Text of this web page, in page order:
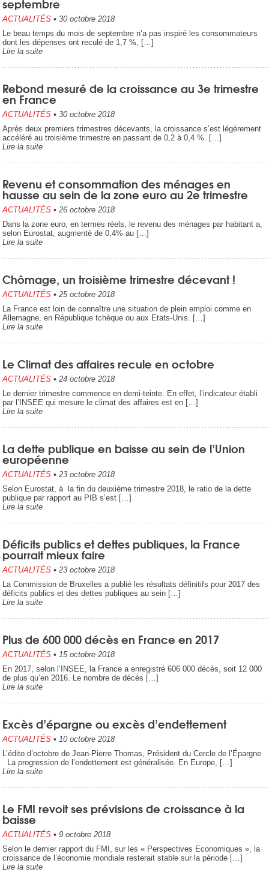
septembre
ACTUALITÉS • 30 octobre 2018
Le beau temps du mois de septembre n’a pas inspiré les consommateurs
dont les dépenses ont reculé de 1,7 %, […]
Lire la suite
Rebond mesuré de la croissance au 3e trimestre
en France
ACTUALITÉS • 30 octobre 2018
Après deux premiers trimestres décevants, la croissance s’est légèrement
accéléré au troisième trimestre en passant de 0,2 à 0,4 %. […]
Lire la suite
Revenu et consommation des ménages en
hausse au sein de la zone euro au 2e trimestre
ACTUALITÉS • 26 octobre 2018
Dans la zone euro, en termes réels, le revenu des ménages par habitant a,
selon Eurostat, augmenté de 0,4% au […]
Lire la suite
Chômage, un troisième trimestre décevant !
ACTUALITÉS • 25 octobre 2018
La France est loin de connaître une situation de plein emploi comme en
Allemagne, en République tchèque ou aux Etats-Unis. […]
Lire la suite
Le Climat des affaires recule en octobre
ACTUALITÉS • 24 octobre 2018
Le dernier trimestre commence en demi-teinte. En effet, l’indicateur établi
par l’INSEE qui mesure le climat des affaires est en […]
Lire la suite
La dette publique en baisse au sein de l’Union
européenne
ACTUALITÉS • 23 octobre 2018
Selon Eurostat, à la fin du deuxième trimestre 2018, le ratio de la dette
publique par rapport au PIB s’est […]
Lire la suite
Déficits publics et dettes publiques, la France
pourrait mieux faire
ACTUALITÉS • 23 octobre 2018
La Commission de Bruxelles a publié les résultats définitifs pour 2017 des
déficits publics et des dettes publiques au sein […]
Lire la suite
Plus de 600 000 décès en France en 2017
ACTUALITÉS • 15 octobre 2018
En 2017, selon l’INSEE, la France a enregistré 606 000 décès, soit 12 000
de plus qu’en 2016. Le nombre de décès […]
Lire la suite
Excès d’épargne ou excès d’endettement
ACTUALITÉS • 10 octobre 2018
L’édito d’octobre de Jean-Pierre Thomas, Président du Cercle de l’Épargne
La progression de l’endettement est généralisée. En Europe, […]
Lire la suite
Le FMI revoit ses prévisions de croissance à la
baisse
ACTUALITÉS • 9 octobre 2018
Selon le dernier rapport du FMI, sur les « Perspectives Economiques », la
croissance de l’économie mondiale resterait stable sur la période […]
Lire la suite